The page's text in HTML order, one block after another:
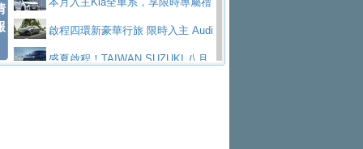
排六座純電旗艦休旅 TZ
有錢也買不到的Golf R！福斯打造
全新Golf R 24h賽車將挑戰紐柏林24小時耐
SKODA公布全新小型純電跨界休旅
務 讓電動車化身行動儲能系統
NISSAN X-TRAIL 上市首月銷量
躋身同級前3名Toyota歐洲純電車銷量翻倍 2026
同步實施
遇 啟程四環新豪華行旅 限時入主 Audi
A6 旗艦陣容 低月付5,888元起及3 年乙式險
盛夏啟程！TAIWAN SUZUKI 八月